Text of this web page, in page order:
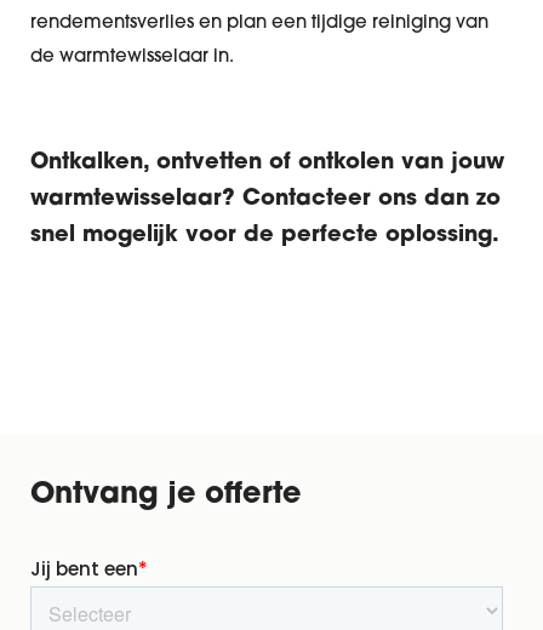
rendementsverlies en plan een tijdige reiniging van
de warmtewisselaar in.
Ontkalken, ontvetten of ontkolen van jouw
warmtewisselaar? Contacteer ons dan zo
snel mogelijk voor de perfecte oplossing.
Ontvang je offerte